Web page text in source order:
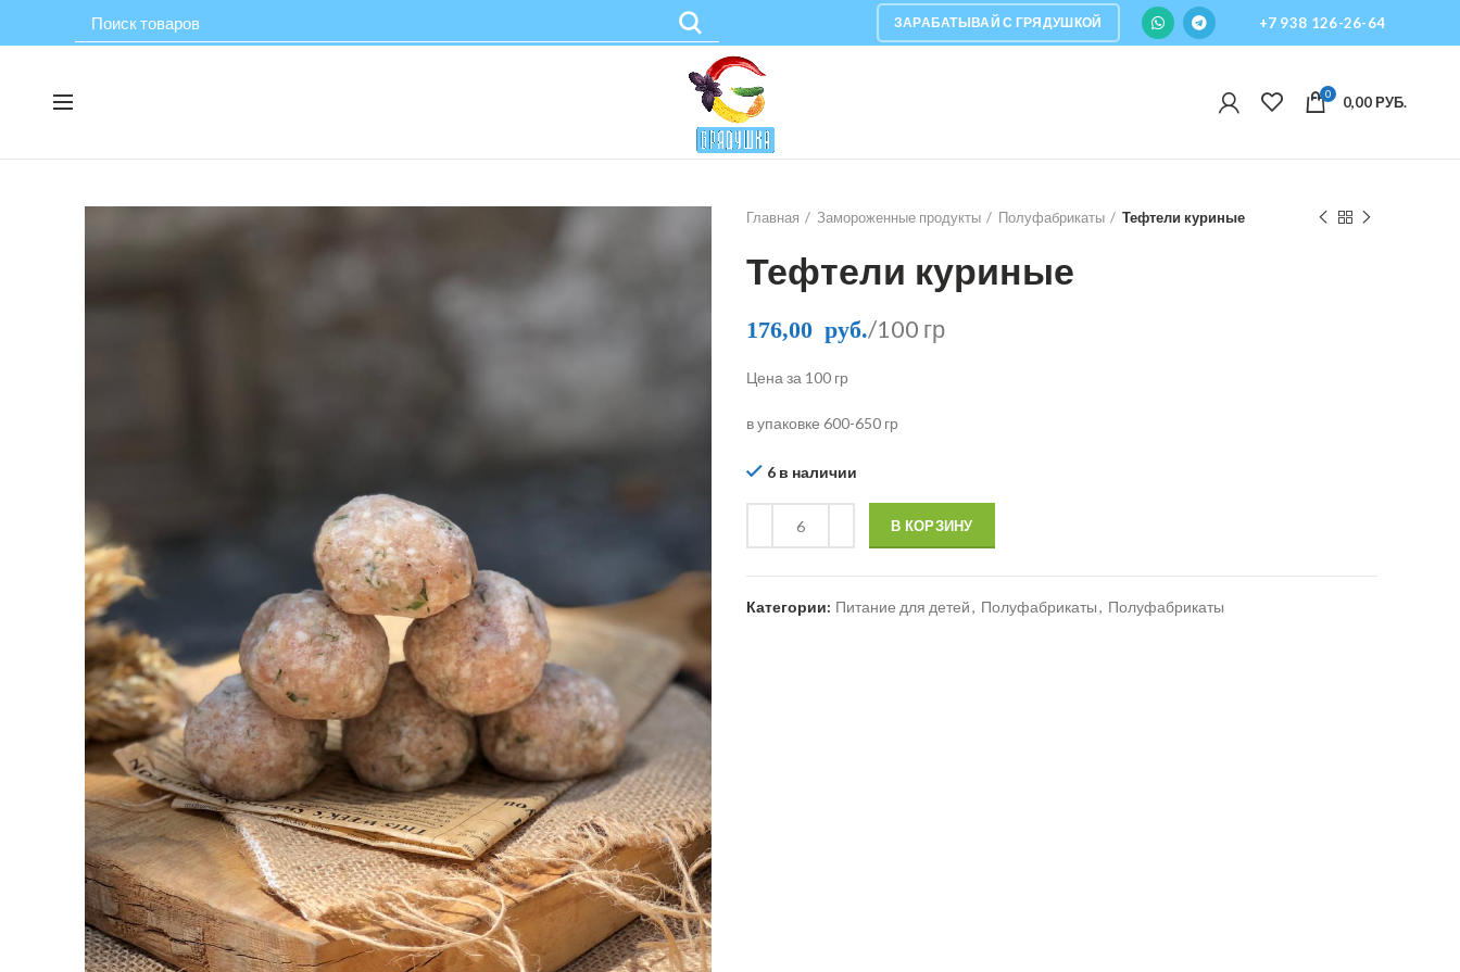
ЗАРАБАТЫВАЙ С ГРЯДУШКОЙ +7 938 126-26-64
0 0,00РУБ.
Главная Замороженные продукты Полуфабрикаты Тефтели куриные
Тефтели куриные
176,00 руб./100 гр
Цена за 100 гр
в упаковке 600-650 гр
6 в наличии
В КОРЗИНУ
Категории: Питание для детей, Полуфабрикаты, Полуфабрикаты